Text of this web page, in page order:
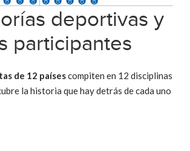
deportivas y
participantes
de 12 paísescompiten en 12 disciplinas
la historia que hay detrás de cada uno